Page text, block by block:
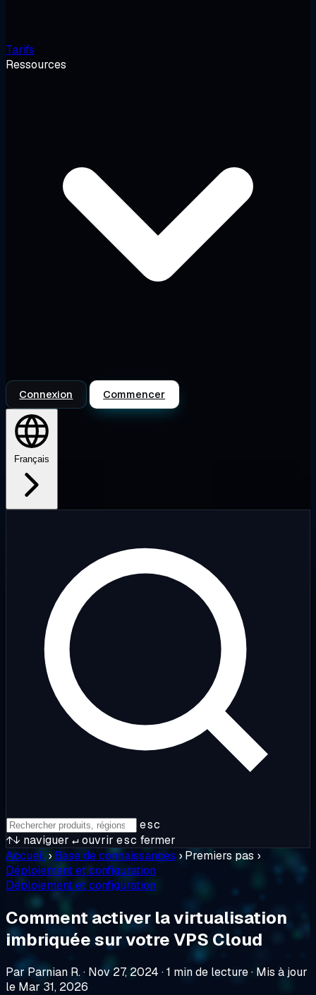
Tarifs
Ressources
Connexion Commencer
Français
esc
↑↓ naviguer ↵ouvrir esc fermer
Accueil › Base de connaissances › Premiers pas ›
Déploiement et configuration
Déploiement et configuration
Comment activer la virtualisation
imbriquée sur votre VPS Cloud
Par Parnian R.· Nov 27, 2024 ·1 min de lecture· Mis à jour
le Mar 31, 2026